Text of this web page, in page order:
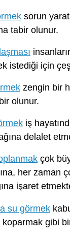
sorun
tabir olunur.
istediği için
zengin bir
olunur.
iş
delalet
çok
her zaman
işaret
su görmek
gibi